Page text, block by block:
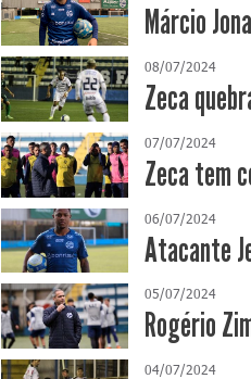
Márcio
08/07/2024
Zeca
07/07/2024
Zeca tem
06/07/2024
Atacante
05/07/2024
Rogério
04/07/2024